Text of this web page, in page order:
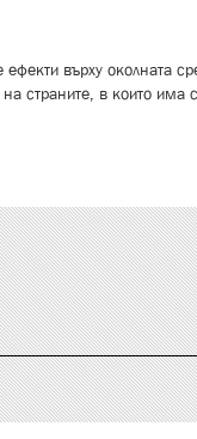
върху околната
страните, в които има